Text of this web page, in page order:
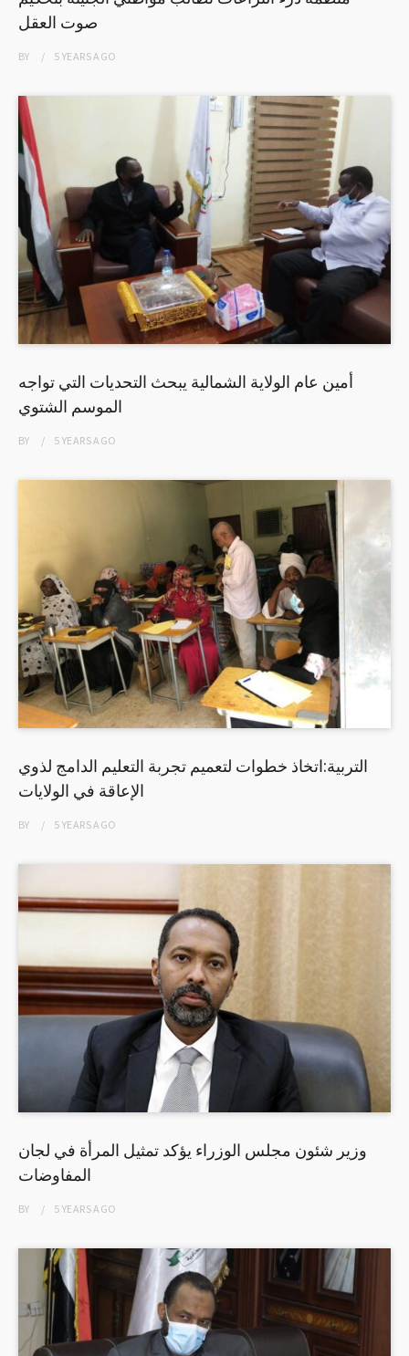
صوت العقل
BY 5 YEARSAGO
أمين عام الولاية الشمالية يبحث التحديات التي تواجه
الموسم الشتوي
BY 5 YEARSAGO
التربية:اتخاذ خطوات لتعميم تجربة التعليم الدامج لذوي
الإعاقة في الولايات
BY 5 YEARSAGO
وزير شئون مجلس الوزراء يؤكد تمثيل المرأة في لجان
المفاوضات
BY 5 YEARSAGO